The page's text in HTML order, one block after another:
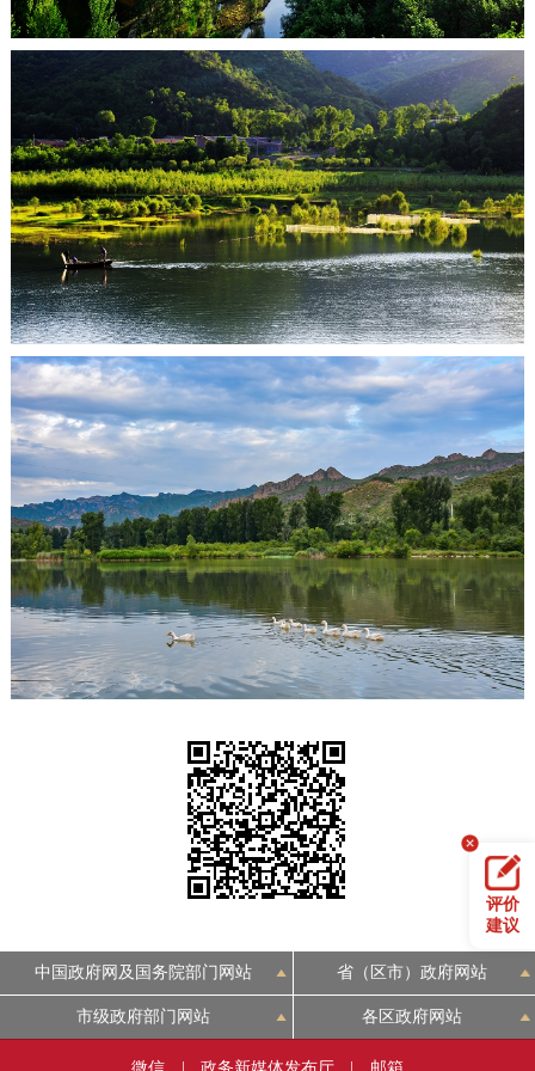
评价
建议
中国政府网及国务院部门网站 省（区市）政府网站
市级政府部门网站 各区政府网站